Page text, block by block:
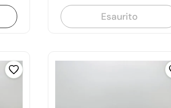
Esaurito